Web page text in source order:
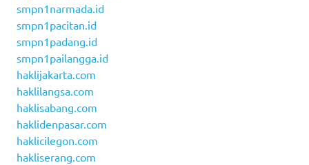
smpn1narmada.id
smpn1pacitan.id
smpn1padang.id
smpn1pailangga.id
haklijakarta.com
haklilangsa.com
haklisabang.com
haklidenpasar.com
haklicilegon.com
hakliserang.com